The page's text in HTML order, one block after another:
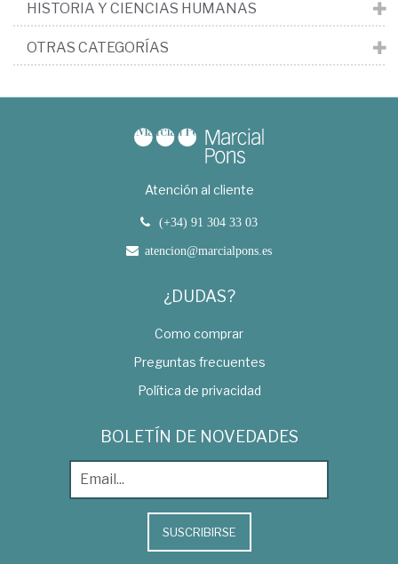
HISTORIA Y CIENCIAS HUMANAS
OTRAS CATEGORÍAS
Atención al cliente
(+34) 91 304 33 03
atencion@marcialpons.es
¿DUDAS?
Como comprar
Preguntas frecuentes
Política de privacidad
BOLETÍN DE NOVEDADES
SUSCRIBIRSE